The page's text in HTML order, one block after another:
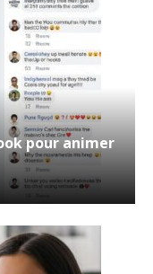
pour animer